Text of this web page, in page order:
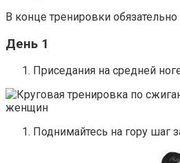
В конце тренировки
День 1
Приседания на средней
Поднимайтесь на гору шаг